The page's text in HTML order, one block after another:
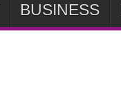
BUSINESS